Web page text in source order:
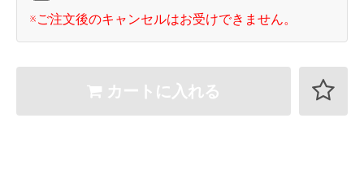
※ご注文後のキャンセルはお受けできません。
カートに入れる